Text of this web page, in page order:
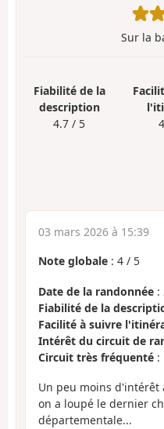
Sur la
Fiabilité de la
description
4.7 / 5
03 mars 2026 à 15:39
Note globale : 4 / 5
Date de la randonnée :
Fiabilité de la
Facilité à suivre
Intérêt du circuit de
Circuit très fréquenté :
Un peu moins
on a loupé le dernier
départementale...